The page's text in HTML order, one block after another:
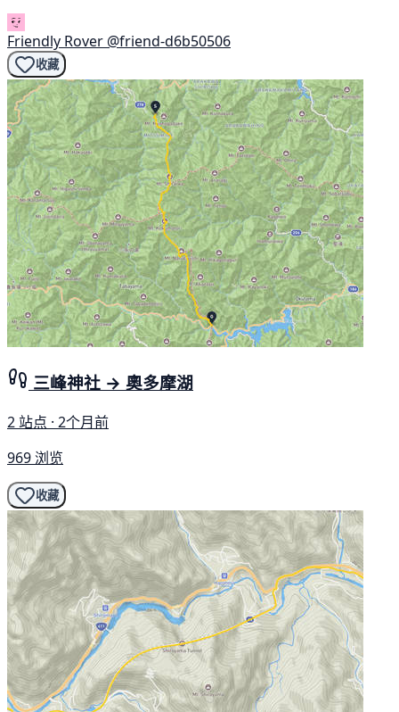
Friendly Rover @friend-d6b50506
收藏
三峰神社 → 奧多摩湖
2 站点 · 2个月前
969 浏览
收藏